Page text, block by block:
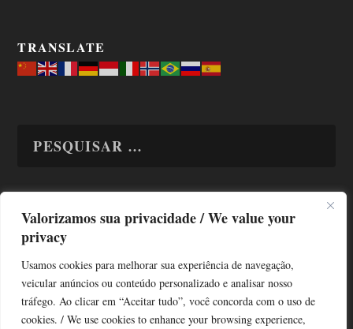
Valorizamos sua privacidade / We value your
privacy
Usamos cookies para melhorar sua experiência de navegação,
veicular anúncios ou conteúdo personalizado e analisar nosso
tráfego. Ao clicar em “Aceitar tudo”, você concorda com o uso de
cookies. / We use cookies to enhance your browsing experience,
TRANSLATE
TODAS OS ASSUNTOS